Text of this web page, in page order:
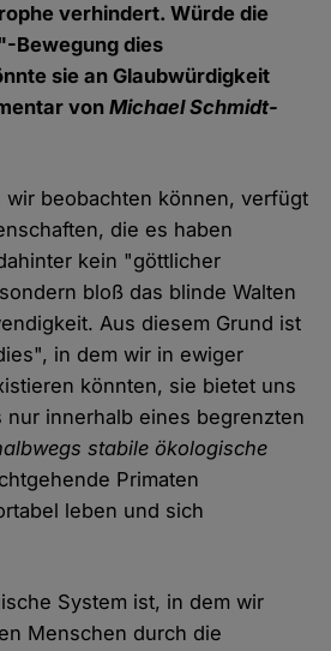
verhindert. Würde die
Bewegung dies
sie an Glaubwürdigkeit
vonMichael Schmidt-
wir beobachten können, verfügt
die es haben
kein "göttlicher
bloß das blinde Walten
Aus diesem Grund ist
in dem wir in ewiger
könnten, sie bietet uns
nur innerhalb eines begrenzten
stabile ökologische
Primaten
leben und sich
System ist, in dem wir
Menschen durch die